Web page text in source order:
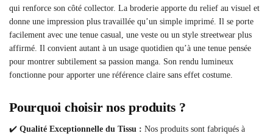
qui renforce son côté collector. La broderie apporte du relief au visuel et
donne une impression plus travaillée qu’un simple imprimé. Il se porte
facilement avec une tenue casual, une veste ou un style streetwear plus
affirmé. Il convient autant à un usage quotidien qu’à une tenue pensée
pour montrer subtilement sa passion manga. Son rendu lumineux
fonctionne pour apporter une référence claire sans effet costume.
Pourquoi choisir nos produits ?
✔️ Qualité Exceptionnelle du Tissu : Nos produits sont fabriqués à